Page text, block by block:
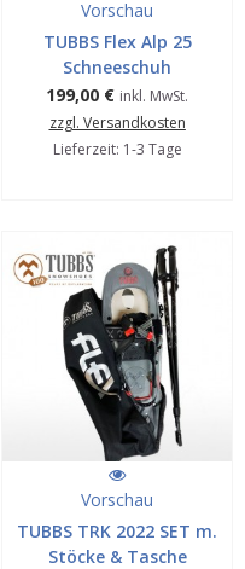
Vorschau
TUBBS Flex Alp 25
Schneeschuh
199,00 € inkl. MwSt.
zzgl. Versandkosten
Lieferzeit: 1-3 Tage
Vorschau
TUBBS TRK 2022 SET m.
Stöcke & Tasche